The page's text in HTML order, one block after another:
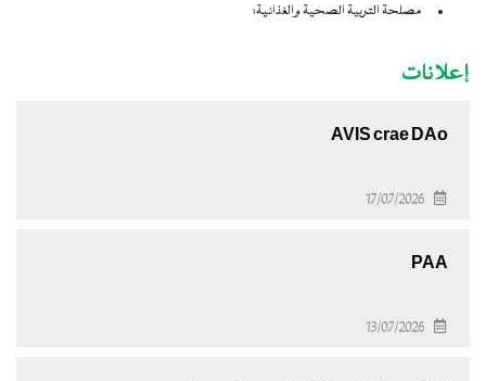
إعلانات
AVIS crae DAo
17/07/2026
PAA
13/07/2026
مصلحة التربية الصحية والغذائية؛